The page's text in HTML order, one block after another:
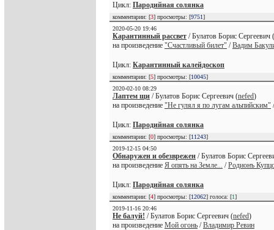
Цикл: Пародийная солянка
комментарии: [3] просмотры: [9751]
2020-05-20 19:46
Карантинный рассвет / Булатов Борис Сергеевич (
на произведение "Счастливый билет" /Вадим
Цикл: Карантинный калейдоскоп
комментарии: [5] просмотры: [10045]
2020-02-10 08:29
Лаптем щи / Булатов Борис Сергеевич (nefed)
на произведение "Не гулял я по лугам альпийским"
Цикл: Пародийная солянка
комментарии: [0] просмотры: [11243]
2019-12-15 04:50
Обнаружен и обезврежен / Булатов Борис
на произведение Я опять на Земле... /Родионъ
Цикл: Пародийная солянка
комментарии: [4] просмотры: [12062] голоса: [1]
2019-11-16 20:46
Не балуй! / Булатов Борис Сергеевич (nefed)
на произведение Мой огонь /Владимир Ревин